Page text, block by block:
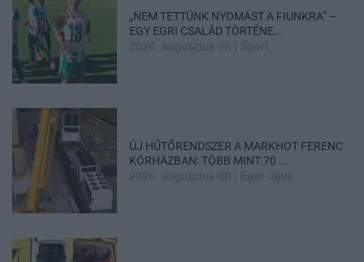
„NEM TETTÜNK NYOMÁST A FIUNKRA” –
EGY EGRI CSALÁD TÖRTÉNE...
2026. augusztus 06 Sport
ÚJ HŰTŐRENDSZER A MARKHOT FERENC
KÓRHÁZBAN: TÖBB MINT 70 ...
2026. augusztus 06 Eger ügye